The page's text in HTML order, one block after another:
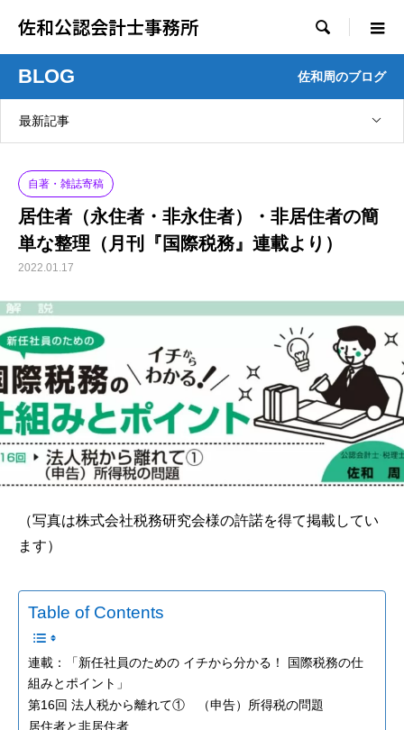
佐和公認会計士事務所 
BLOG 佐和周のブログ
最新記事
自著・雑誌寄稿
居住者（永住者・非永住者）・非居住者の簡
単な整理（月刊『国際税務』連載より）
2022.01.17
（写真は株式会社税務研究会様の許諾を得て掲載してい
ます）
Table of Contents
連載：「新任社員のための イチから分かる！ 国際税務の仕
組みとポイント」
第16回 法人税から離れて① （申告）所得税の問題
居住者と非居住者